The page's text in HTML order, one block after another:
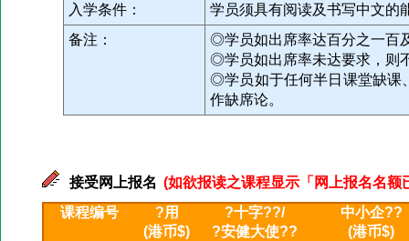
入学条件：
学员须具有阅读及书写中文的
备注：
◎学员如出席率达百分之一百
◎学员如出席率未达要求，则
◎学员如于任何半日课堂缺课
作缺席论。
接受网上报名 (如欲报读之课程显示「网上报名名
课程编号
?用
(港币$)
?十字??/
?安健大使??
中小企??
(港币$)